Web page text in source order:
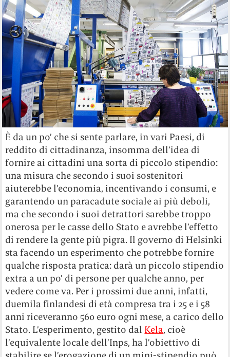
È da un po’ che si sente parlare, in vari Paesi, di
reddito di cittadinanza, insomma dell’idea di
fornire ai cittadini una sorta di piccolo stipendio:
una misura che secondo i suoi sostenitori
aiuterebbe l’economia, incentivando i consumi, e
garantendo un paracadute sociale ai più deboli,
ma che secondo i suoi detrattori sarebbe troppo
onerosa per le casse dello Stato e avrebbe l’effetto
di rendere la gente più pigra. Il governo di Helsinki
sta facendo un esperimento che potrebbe fornire
qualche risposta pratica: darà un piccolo stipendio
extra a un po’ di persone per qualche anno, per
vedere come va. Per i prossimi due anni, infatti,
duemila finlandesi di età compresa tra i 25 e i 58
anni riceveranno 560 euro ogni mese, a carico dello
Stato. L’esperimento, gestito dal Kela, cioè
l’equivalente locale dell’Inps, ha l’obiettivo di